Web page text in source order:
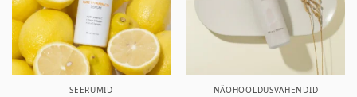
SEERUMID NÄOHOOLDUSVAHENDID